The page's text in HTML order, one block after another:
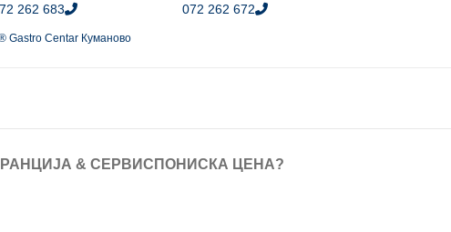
262 683 072 262 672
Gastro Centar Куманово
& СЕРВИС ПОНИСКА ЦЕНА?